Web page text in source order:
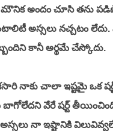
మౌనిక అందం చూసి తను
అస్సలు నచ్చటం
కానీ అర్థమే చేస్కోదు.
నాకు చాలా ఇష్టమై ఒక
వేరే షర్ట్
నా ఇష్టానికి